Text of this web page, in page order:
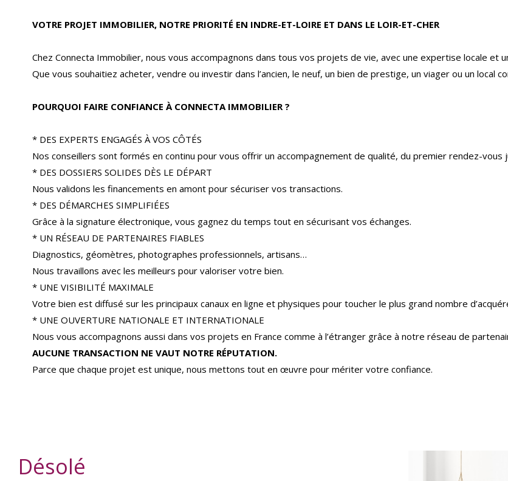
VOTRE PROJET IMMOBILIER, NOTRE PRIORITÉ EN INDRE-ET-LOIRE ET DANS LE LOIR-ET-CHER
Chez Connecta Immobilier, nous vous accompagnons dans tous vos projets de vie, avec une expertise locale et
Que vous souhaitiez acheter, vendre ou investir dans l’ancien, le neuf, un bien de prestige, un viager ou un local
POURQUOI FAIRE CONFIANCE À CONNECTA IMMOBILIER ?
* DES EXPERTS ENGAGÉS À VOS CÔTÉS
Nos conseillers sont formés en continu pour vous offrir un accompagnement de qualité, du premier rendez-vous
* DES DOSSIERS SOLIDES DÈS LE DÉPART
Nous validons les financements en amont pour sécuriser vos transactions.
* DES DÉMARCHES SIMPLIFIÉES
Grâce à la signature électronique, vous gagnez du temps tout en sécurisant vos échanges.
* UN RÉSEAU DE PARTENAIRES FIABLES
Diagnostics, géomètres, photographes professionnels, artisans…
Nous travaillons avec les meilleurs pour valoriser votre bien.
* UNE VISIBILITÉ MAXIMALE
Votre bien est diffusé sur les principaux canaux en ligne et physiques pour toucher le plus grand nombre
* UNE OUVERTURE NATIONALE ET INTERNATIONALE
Nous vous accompagnons aussi dans vos projets en France comme à l’étranger grâce à notre réseau de
AUCUNE TRANSACTION NE VAUT NOTRE RÉPUTATION.
Parce que chaque projet est unique, nous mettons tout en œuvre pour mériter votre confiance.
Désolé